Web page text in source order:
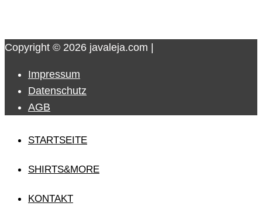
Copyright © 2026 javaleja.com
Impressum
Datenschutz
AGB
STARTSEITE
SHIRTS&MORE
KONTAKT